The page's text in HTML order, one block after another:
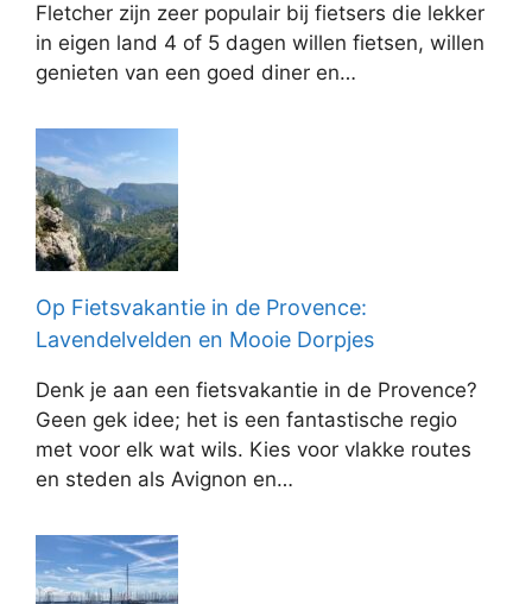
Fletcher zijn zeer populair bij fietsers die lekker
in eigen land 4 of 5 dagen willen fietsen, willen
genieten van een goed diner en…
Op Fietsvakantie in de Provence:
Lavendelvelden en Mooie Dorpjes
Denk je aan een fietsvakantie in de Provence?
Geen gek idee; het is een fantastische regio
met voor elk wat wils. Kies voor vlakke routes
en steden als Avignon en…